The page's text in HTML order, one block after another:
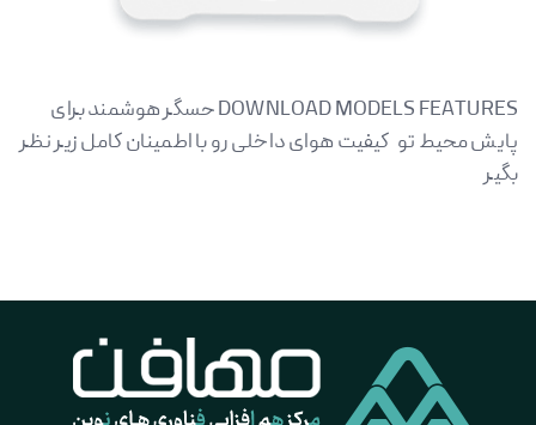
DOWNLOAD MODELS FEATURES حسگر هوشمند برای
پایش محیط تو کیفیت هوای داخلی رو با اطمینان کامل زیر نظر
بگیر